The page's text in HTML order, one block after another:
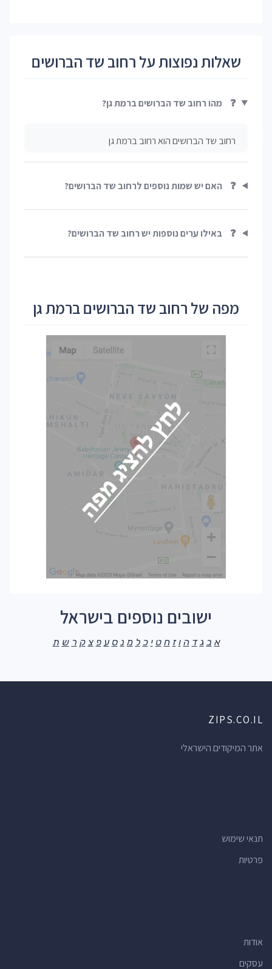
שאלות נפוצות על רחוב שד הברושים
❓ מהו רחוב שד הברושים ברמת גן?
רחוב שד הברושים הוא רחוב ברמת גן
❓ האם יש שמות נוספים לרחוב שד הברושים?
❓ באילו ערים נוספות יש רחוב שד הברושים?
מפה של רחוב שד הברושים ברמת גן
ישובים נוספים בישראל
א ב ג ד ה ו ז ח ט י כ ל מ נ ס ע פ צ ק ר ש ת
ZIPS.CO.IL
אתר המיקודים הישראלי
תנאי שימוש
פרטיות
אודות
עסקים